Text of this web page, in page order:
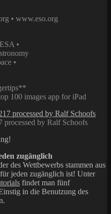
• www.eso.org
•
•
100 images app for iPad
by Ralf Schoofs
zugänglich
des Wettbewerbs stammen aus
jeden zugänglich ist! Unter
findet man fünf
in die Benutzung des